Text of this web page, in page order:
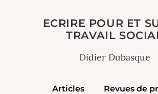
ECRIRE POUR ET
TRAVAIL
Didier Dubasque
Articles Revues de